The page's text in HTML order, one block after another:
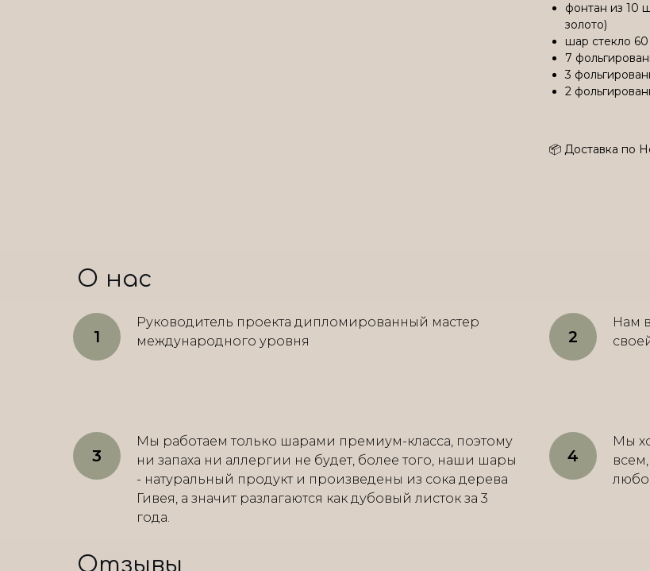
фонтан из 10
золото)
шар стекло
7
3
2
📦 Доставка по
О нас
Руководитель проекта дипломированный мастер
международного уровня
Нам
Мы работаем только шарами премиум-класса, поэтому
ни запаха ни аллергии не будет, более того, наши шары
- натуральный продукт и произведены из сока дерева
Гивея, а значит разлагаются как дубовый листок за 3
года.
Мы
Отзывы